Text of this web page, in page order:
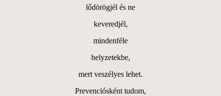
lődörögjél és ne
keveredjél,
mindenféle
helyzetekbe,
mert veszélyes lehet.
Prevenciósként tudom,